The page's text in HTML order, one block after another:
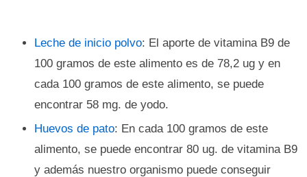
Leche de inicio polvo: El aporte de vitamina B9 de
100 gramos de este alimento es de 78,2 ug y en
cada 100 gramos de este alimento, se puede
encontrar 58 mg. de yodo.
Huevos de pato: En cada 100 gramos de este
alimento, se puede encontrar 80 ug. de vitamina B9
y además nuestro organismo puede conseguir